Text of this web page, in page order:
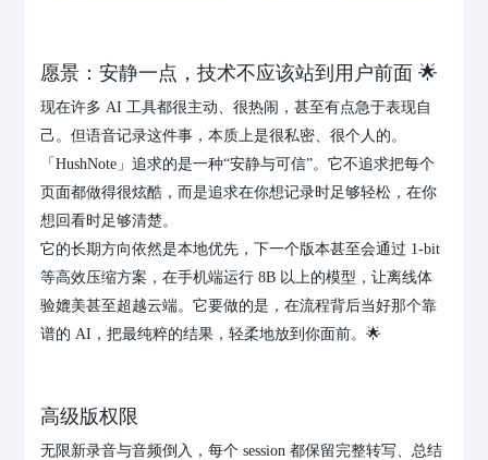
愿景：安静一点，技术不应该站到用户前面 🌟
现在许多 AI 工具都很主动、很热闹，甚至有点急于表现自
己。但语音记录这件事，本质上是很私密、很个人的。
「HushNote」追求的是一种“安静与可信”。它不追求把每个
页面都做得很炫酷，而是追求在你想记录时足够轻松，在你
想回看时足够清楚。
它的长期方向依然是本地优先，下一个版本甚至会通过 1-bit
等高效压缩方案，在手机端运行 8B 以上的模型，让离线体
验媲美甚至超越云端。它要做的是，在流程背后当好那个靠
谱的 AI，把最纯粹的结果，轻柔地放到你面前。🌟
高级版权限
无限新录音与音频倒入，每个 session 都保留完整转写、总结